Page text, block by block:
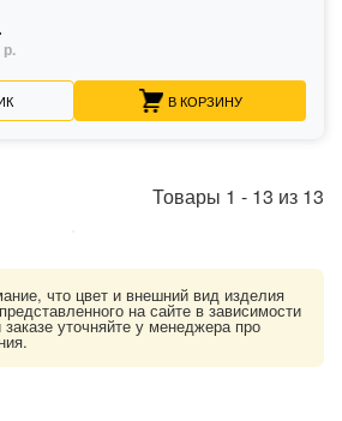
В КОРЗИНУ
Товары 1 - 13 из 13
что цвет и внешний вид изделия
на сайте в зависимости
уточняйте у менеджера про